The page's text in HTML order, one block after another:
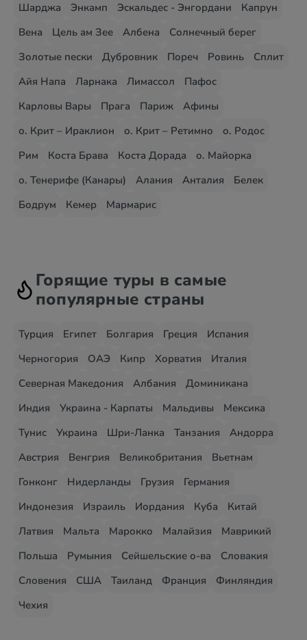
Шарджа
Энкамп Эскальдес - Энгордани
Капрун
Вена
Цель ам Зее Албена
Солнечный берег
Золотые пески
Дубровник Пореч Ровинь
Сплит
Айя Напа
Ларнака Лимассол
Пафос
Карловы Вары
Прага Париж
Афины
о. Крит – Ираклион
о. Крит – Ретимно
о. Родос
Рим
Коста Брава Коста Дорада
о. Майорка
о. Тенерифе (Канары)
Алания Анталия
Белек
Бодрум
Кемер Мармарис
Горящие туры в самые
популярные страны
Турция Египет Болгария Греция
Испания
Черногория
ОАЭ Кипр Хорватия
Италия
Северная Македония
Албания
Доминикана
Индия
Украина - Карпаты Мальдивы
Мексика
Тунис
Украина Шри-Ланка Танзания
Андорра
Австрия
Венгрия Великобритания
Вьетнам
Гонконг
Нидерланды Грузия
Германия
Индонезия
Израиль Иордания Куба
Китай
Латвия
Мальта Марокко Малайзия
Маврикий
Польша
Румыния Сейшельские о-ва
Словакия
Словения
США Таиланд Франция
Финляндия
Чехия